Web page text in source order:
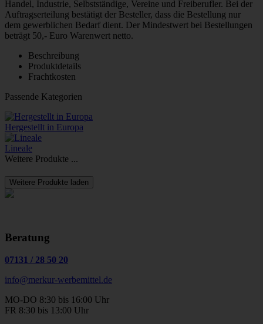
Handel, Industrie, Selbstständige, Vereine und Freiberufler. Bei der
Auftragserteilung bestätigt der Besteller, dass die Bestellung nur
dem gewerblichen Bedarf dient. Der Mindestwert bei Bestellungen
beträgt 50,- Euro Warenwert netto.
Beschreibung
Produktdetails
Frachtkosten
Passende Kategorien
Hergestellt in Europa
Lineale
Weitere Produkte ...
Weitere Produkte laden
Beratung
07131 / 28 50 20
info@merkur-werbemittel.de
MO-DO 8:30 bis 16:00 Uhr
FR 8:30 bis 13:00 Uhr